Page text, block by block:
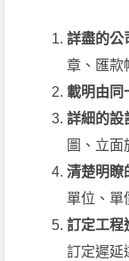
詳盡的公
章、匯款
載明由同
詳細的設
圖、立面
清楚明瞭
單位、單
訂定工程
訂定遲延